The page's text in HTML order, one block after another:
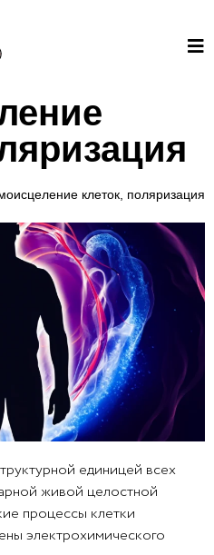
клеток, поляризация
единицей всех
живой целостной
процессы клетки
электрохимического